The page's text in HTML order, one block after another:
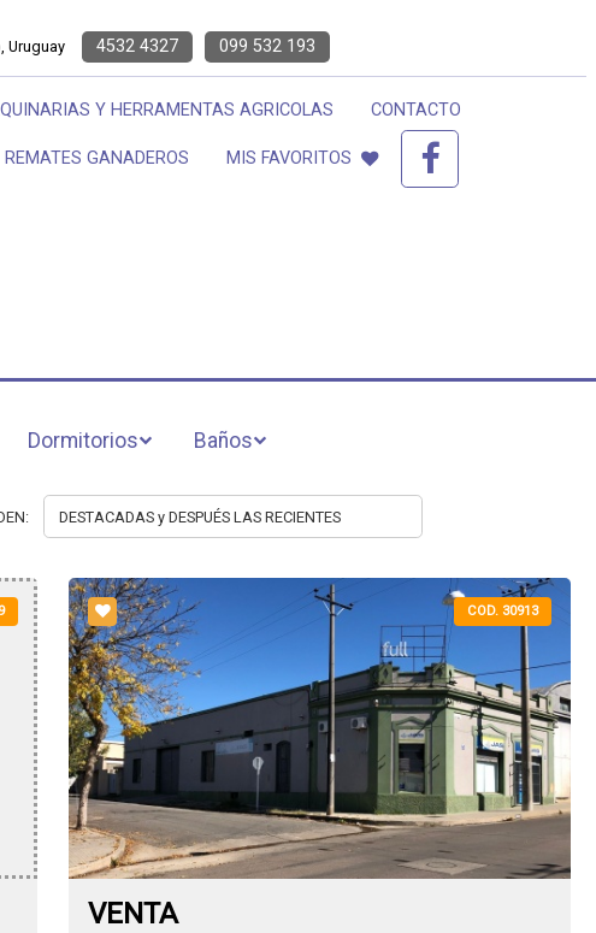
Uruguay 4532 4327 099 532 193
Y HERRAMENTAS AGRICOLAS CONTACTO
REMATES GANADEROS MIS FAVORITOS
Dormitorios Baños
COD. 30913
VENTA